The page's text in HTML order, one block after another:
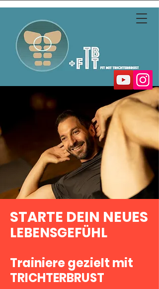
STARTE DEIN NEUES
LEBENSGEFÜHL
Trainiere gezielt mit
TRICHTERBRUST